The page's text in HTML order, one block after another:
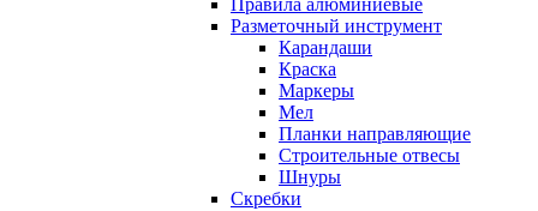
Правила алюминиевые
Разметочный инструмент
Карандаши
Краска
Маркеры
Мел
Планки направляющие
Строительные отвесы
Шнуры
Скребки